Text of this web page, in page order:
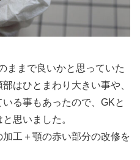
ままで良いかと思っていた
はひとまわり大きい事や、
る事もあったので、GKと
思いました。
工＋顎の赤い部分の改修を